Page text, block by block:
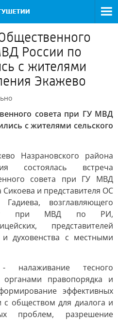
России по
с жителями
Экажево
совета при ГУ МВД
с жителями сельского
Назрановского района
состоялась встреча
совета при ГУ МВД
и представителя ОС
возглавляющего
при МВД по РИ,
представителей
духовенства с местными
налаживание тесного
органами правопорядка и
эффективных
с обществом для диалога и
проблем, разрешение